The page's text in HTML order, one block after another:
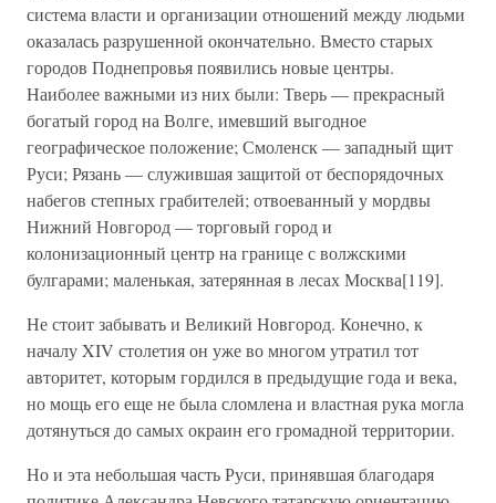
система власти и организации отношений между людьми
оказалась разрушенной окончательно. Вместо старых
городов Поднепровья появились новые центры.
Наиболее важными из них были: Тверь — прекрасный
богатый город на Волге, имевший выгодное
географическое положение; Смоленск — западный щит
Руси; Рязань — служившая защитой от беспорядочных
набегов степных грабителей; отвоеванный у мордвы
Нижний Новгород — торговый город и
колонизационный центр на границе с волжскими
булгарами; маленькая, затерянная в лесах Москва[119].
Не стоит забывать и Великий Новгород. Конечно, к
началу XIV столетия он уже во многом утратил тот
авторитет, которым гордился в предыдущие года и века,
но мощь его еще не была сломлена и властная рука могла
дотянуться до самых окраин его громадной территории.
Но и эта небольшая часть Руси, принявшая благодаря